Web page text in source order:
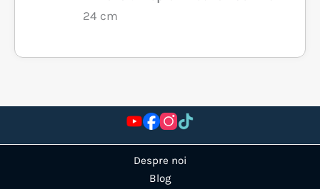
24 cm
Despre noi
Blog